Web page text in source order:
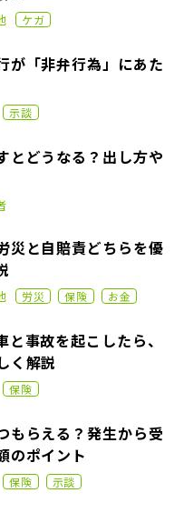
ケガ
が「非弁行為」にあた
示談
とどうなる？出し方や
災と自賠責どちらを優
労災 保険 お金
事故を起こしたら、
く解説
保険
もらえる？発生から受
のポイント
保険 示談